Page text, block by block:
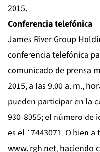
2015.
Conferencia telefónica
James River Group
conferencia telefónica
comunicado de prensa
2015, a las 9.00 a. m.,
pueden participar en la
930-8055; el número de
es el 17443071. O bien
www.jrgh.net, haciendo